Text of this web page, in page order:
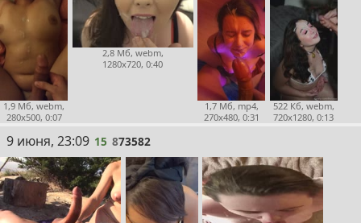
1,9 Мб, webm,
280x500, 0:07
2,8 Мб, webm,
1280x720, 0:40
1,7 Мб, mp4,
270x480, 0:31
522 Кб, webm,
720x1280, 0:13
15
9 июня, 23:09 15 873582